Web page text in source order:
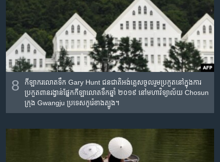
8
កីឡាករ​លោត​ទឹក​ Gary Hunt ជនជាតិ​អង់គ្លេស​ចូលរួម​ប្រកួត​នៅ​ក្នុង​ការ​
ប្រកួត​ពានរង្វាន់​ផ្នែក​កីឡាលោត​ទឹក​ឆ្នាំ ២០១៩ នៅ​មហាវិទ្យាល័យ Chosun
ក្រុង Gwangju ប្រទេស​កូរ៉េខាងត្បូង។